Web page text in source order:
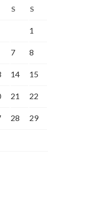
S S
1
7 8
14 15
21 22
28 29